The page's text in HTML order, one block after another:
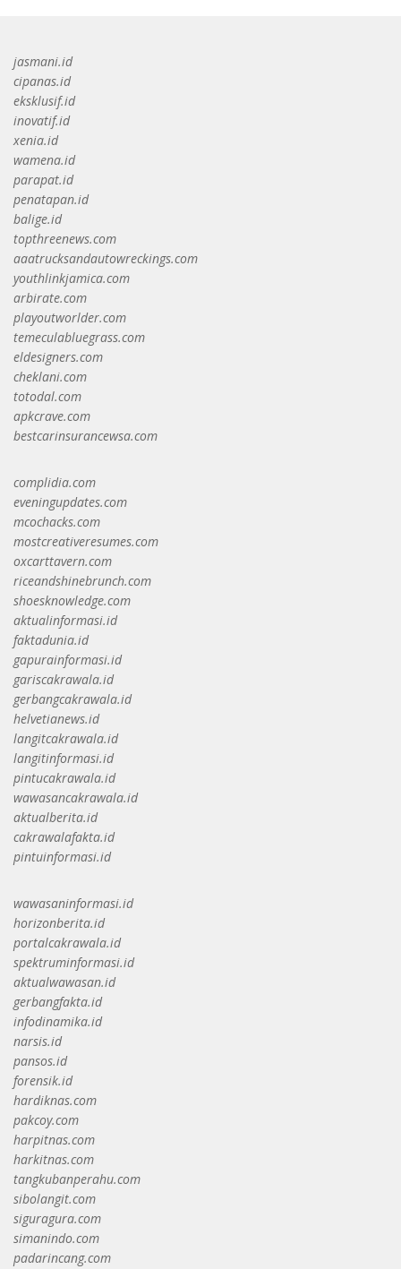
jasmani.id
cipanas.id
eksklusif.id
inovatif.id
xenia.id
wamena.id
parapat.id
penatapan.id
balige.id
topthreenews.com
aaatrucksandautowreckings.com
youthlinkjamica.com
arbirate.com
playoutworlder.com
temeculabluegrass.com
eldesigners.com
cheklani.com
totodal.com
apkcrave.com
bestcarinsurancewsa.com
complidia.com
eveningupdates.com
mcochacks.com
mostcreativeresumes.com
oxcarttavern.com
riceandshinebrunch.com
shoesknowledge.com
aktualinformasi.id
faktadunia.id
gapurainformasi.id
gariscakrawala.id
gerbangcakrawala.id
helvetianews.id
langitcakrawala.id
langitinformasi.id
pintucakrawala.id
wawasancakrawala.id
aktualberita.id
cakrawalafakta.id
pintuinformasi.id
wawasaninformasi.id
horizonberita.id
portalcakrawala.id
spektruminformasi.id
aktualwawasan.id
gerbangfakta.id
infodinamika.id
narsis.id
pansos.id
forensik.id
hardiknas.com
pakcoy.com
harpitnas.com
harkitnas.com
tangkubanperahu.com
sibolangit.com
siguragura.com
simanindo.com
padarincang.com